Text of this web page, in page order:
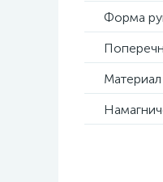
Форма